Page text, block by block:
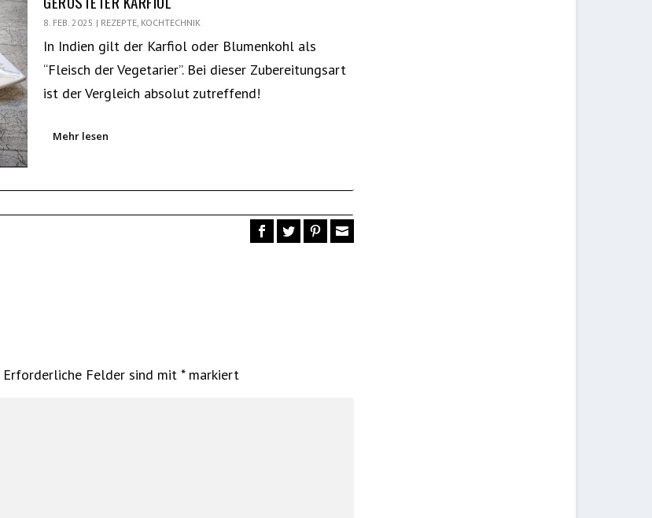
8. FEB. 2025 | REZEPTE KOCHTECHNIK
In Indien gilt der Karfiol oder Blumenkohl als
“Fleisch der Vegetarier”. Bei dieser Zubereitungsart
ist der Vergleich absolut zutreffend!
Mehr lesen
Erforderliche Felder sind mit *markiert